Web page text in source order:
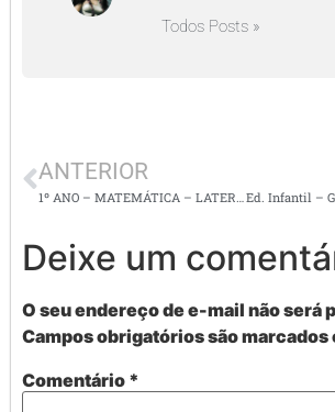
Todos Posts »
ANTERIOR
Deixe um
O seu endereço de e-mail não será
Campos obrigatórios são marcados
Comentário *